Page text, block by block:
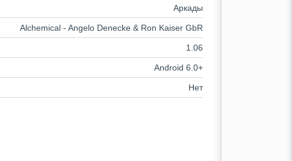
Аркады
Alchemical - Angelo Denecke & Ron Kaiser GbR
1.06
Android 6.0+
Нет